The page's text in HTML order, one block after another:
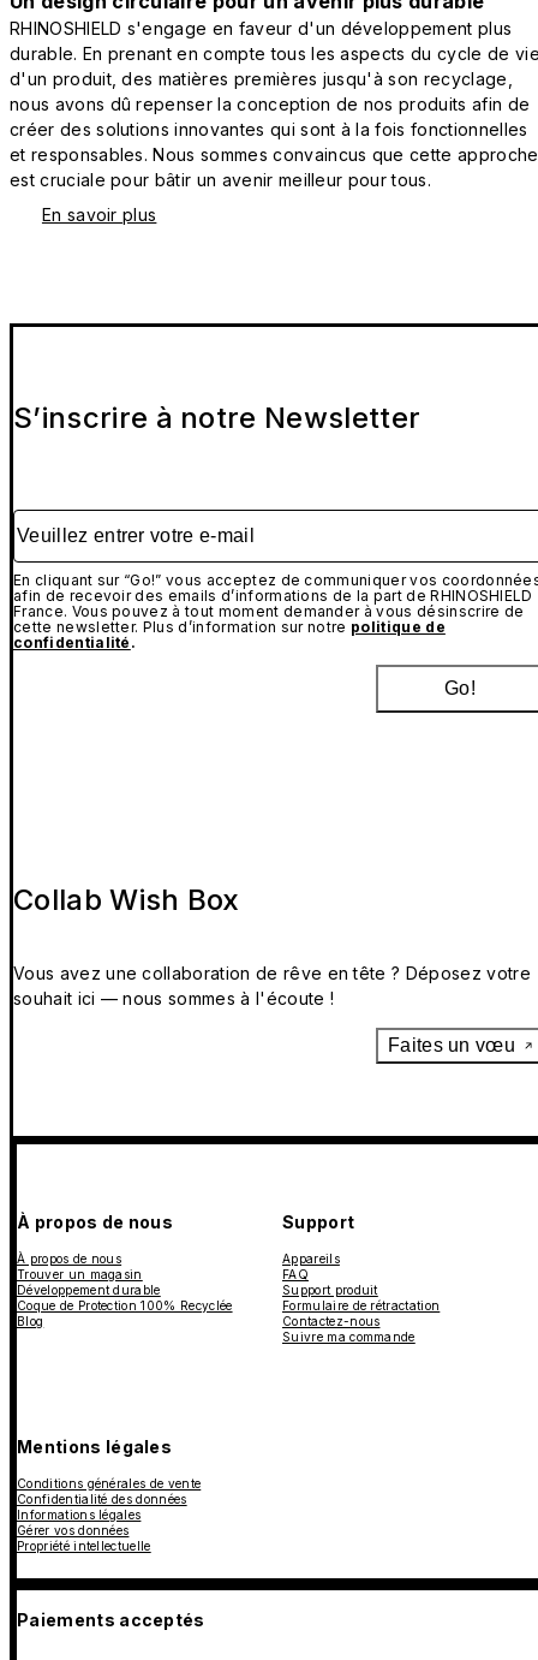
RHINOSHIELD s'engage en faveur d'un développement plus
durable. En prenant en compte tous les aspects du cycle de
d'un produit, des matières premières jusqu'à son recyclage,
nous avons dû repenser la conception de nos produits afin de
créer des solutions innovantes qui sont à la fois fonctionnelles
et responsables. Nous sommes convaincus que cette approche
est cruciale pour bâtir un avenir meilleur pour tous.
En savoir plus
S’inscrire à notre Newsletter
Veuillez entrer votre e-mail
En cliquant sur “Go!” vous acceptez de communiquer vos
afin de recevoir des emails d’informations de la part de RHINOSHIELD
France. Vous pouvez à tout moment demander à vous désinscrire de
cette newsletter. Plus d’information sur notre politique de
confidentialité .
Go!
Collab Wish Box
Vous avez une collaboration de rêve en tête ? Déposez votre
souhait ici — nous sommes à l'écoute !
Faites un vœu
À propos de nous
À propos de nous
Trouver un magasin
Développement durable
Coque de Protection 100% Recyclée
Blog
Support
Appareils
FAQ
Support produit
Formulaire de rétractation
Contactez-nous
Suivre ma commande
Mentions légales
Conditions générales de vente
Confidentialité des données
Informations légales
Gérer vos données
Propriété intellectuelle
Paiements acceptés